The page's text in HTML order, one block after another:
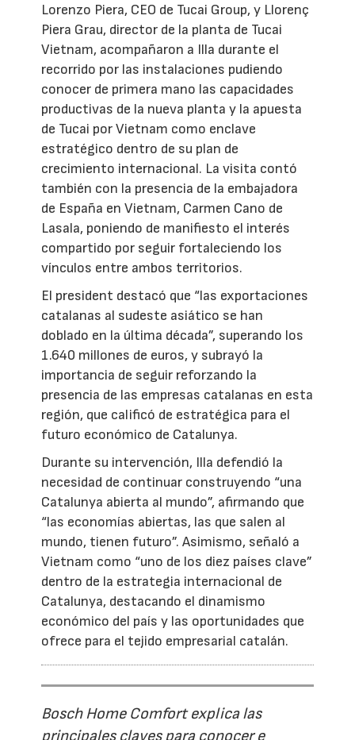
Lorenzo Piera, CEO de Tucai Group, y Llorenç
Piera Grau, director de la planta de Tucai
Vietnam, acompañaron a Illa durante el
recorrido por las instalaciones pudiendo
conocer de primera mano las capacidades
productivas de la nueva planta y la apuesta
de Tucai por Vietnam como enclave
estratégico dentro de su plan de
crecimiento internacional. La visita contó
también con la presencia de la embajadora
de España en Vietnam, Carmen Cano de
Lasala, poniendo de manifiesto el interés
compartido por seguir fortaleciendo los
vínculos entre ambos territorios.
El president destacó que “las exportaciones
catalanas al sudeste asiático se han
doblado en la última década”, superando los
1.640 millones de euros, y subrayó la
importancia de seguir reforzando la
presencia de las empresas catalanas en esta
región, que calificó de estratégica para el
futuro económico de Catalunya.
Durante su intervención, Illa defendió la
necesidad de continuar construyendo “una
Catalunya abierta al mundo”, afirmando que
“las economías abiertas, las que salen al
mundo, tienen futuro”. Asimismo, señaló a
Vietnam como “uno de los diez países clave”
dentro de la estrategia internacional de
Catalunya, destacando el dinamismo
económico del país y las oportunidades que
ofrece para el tejido empresarial catalán.
Bosch Home Comfort explica las
principales claves para conocer e